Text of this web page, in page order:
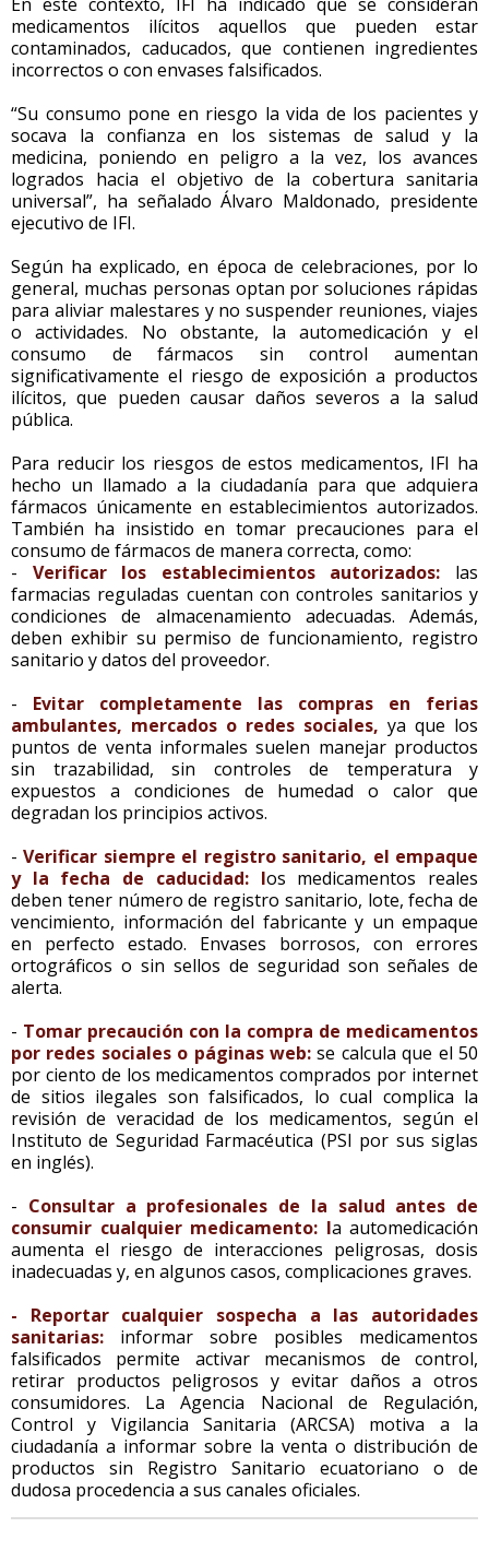
medicamentos ilícitos aquellos que pueden estar
contaminados, caducados, que contienen ingredientes
incorrectos o con envases falsificados.
“Su consumo pone en riesgo la vida de los pacientes y
socava la confianza en los sistemas de salud y la
medicina, poniendo en peligro a la vez, los avances
logrados hacia el objetivo de la cobertura sanitaria
universal”, ha señalado Álvaro Maldonado, presidente
ejecutivo de IFI.
Según ha explicado, en época de celebraciones, por lo
general, muchas personas optan por soluciones rápidas
para aliviar malestares y no suspender reuniones, viajes
o actividades. No obstante, la automedicación y el
consumo de fármacos sin control aumentan
significativamente el riesgo de exposición a productos
ilícitos, que pueden causar daños severos a la salud
pública.
Para reducir los riesgos de estos medicamentos, IFI ha
hecho un llamado a la ciudadanía para que adquiera
fármacos únicamente en establecimientos autorizados.
También ha insistido en tomar precauciones para el
consumo de fármacos de manera correcta, como:
- Verificar los establecimientos autorizados: las
farmacias reguladas cuentan con controles sanitarios y
condiciones de almacenamiento adecuadas. Además,
deben exhibir su permiso de funcionamiento, registro
sanitario y datos del proveedor.
- Evitar completamente las compras en ferias
ambulantes, mercados o redes sociales, ya que los
puntos de venta informales suelen manejar productos
sin trazabilidad, sin controles de temperatura y
expuestos a condiciones de humedad o calor que
degradan los principios activos.
-Verificar siempre el registro sanitario, el empaque
y la fecha de caducidad: los medicamentos reales
deben tener número de registro sanitario, lote, fecha de
vencimiento, información del fabricante y un empaque
en perfecto estado. Envases borrosos, con errores
ortográficos o sin sellos de seguridad son señales de
alerta.
- Tomar precaución con la compra de medicamentos
por redes sociales o páginas web:se calcula que el 50
por ciento de los medicamentos comprados por internet
de sitios ilegales son falsificados, lo cual complica la
revisión de veracidad de los medicamentos, según el
Instituto de Seguridad Farmacéutica (PSI por sus siglas
en inglés).
- Consultar a profesionales de la salud antes de
consumir cualquier medicamento: la automedicación
aumenta el riesgo de interacciones peligrosas, dosis
inadecuadas y, en algunos casos, complicaciones graves.
- Reportar cualquier sospecha a las autoridades
sanitarias: informar sobre posibles medicamentos
falsificados permite activar mecanismos de control,
retirar productos peligrosos y evitar daños a otros
consumidores. La Agencia Nacional de Regulación,
Control y Vigilancia Sanitaria (ARCSA) motiva a la
ciudadanía a informar sobre la venta o distribución de
productos sin Registro Sanitario ecuatoriano o de
dudosa procedencia a sus canales oficiales.